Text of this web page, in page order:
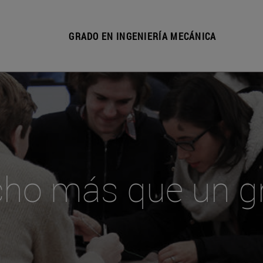
GRADO EN INGENIERÍA MECÁNICA
más que un